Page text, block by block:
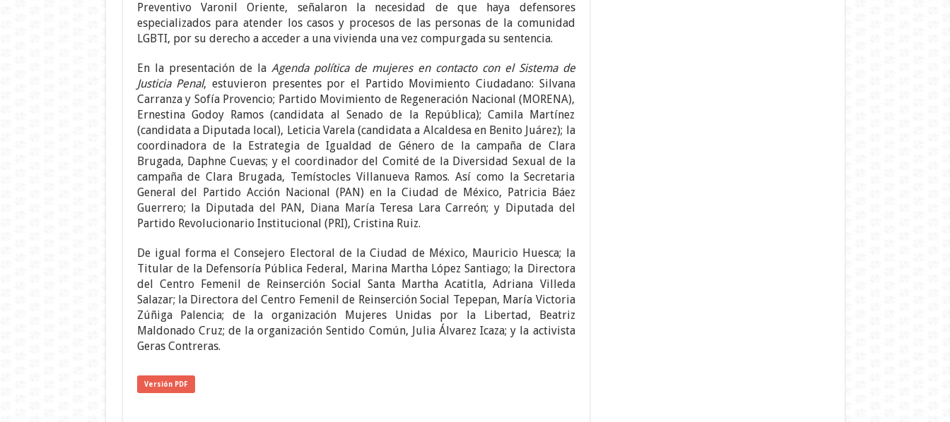
Preventivo Varonil Oriente, señalaron la necesidad de que haya defensores
especializados para atender los casos y procesos de las personas de la comunidad
LGBTI, por su derecho a acceder a una vivienda una vez compurgada su sentencia.
En la presentación de la Agenda política de mujeres en contacto con el Sistema de
Justicia Penal, estuvieron presentes por el Partido Movimiento Ciudadano: Silvana
Carranza y Sofía Provencio; Partido Movimiento de Regeneración Nacional (MORENA),
Ernestina Godoy Ramos (candidata al Senado de la República); Camila Martínez
(candidata a Diputada local), Leticia Varela (candidata a Alcaldesa en Benito Juárez); la
coordinadora de la Estrategia de Igualdad de Género de la campaña de Clara
Brugada, Daphne Cuevas; y el coordinador del Comité de la Diversidad Sexual de la
campaña de Clara Brugada, Temístocles Villanueva Ramos. Así como la Secretaria
General del Partido Acción Nacional (PAN) en la Ciudad de México, Patricia Báez
Guerrero; la Diputada del PAN, Diana María Teresa Lara Carreón; y Diputada del
Partido Revolucionario Institucional (PRI), Cristina Ruiz.
De igual forma el Consejero Electoral de la Ciudad de México, Mauricio Huesca; la
Titular de la Defensoría Pública Federal, Marina Martha López Santiago; la Directora
del Centro Femenil de Reinserción Social Santa Martha Acatitla, Adriana Villeda
Salazar; la Directora del Centro Femenil de Reinserción Social Tepepan, María Victoria
Zúñiga Palencia; de la organización Mujeres Unidas por la Libertad, Beatriz
Maldonado Cruz; de la organización Sentido Común, Julia Álvarez Icaza; y la activista
Geras Contreras.
Versión PDF